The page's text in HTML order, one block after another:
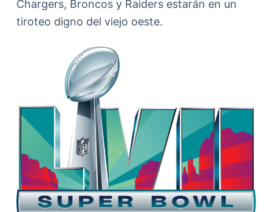
Chargers, Broncos y Raiders estarán en un
tiroteo digno del viejo oeste.